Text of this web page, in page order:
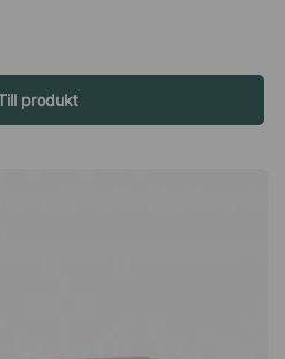
sidor om mitten, vilket gör att du
efter vad du behöver få plats
om mappar, teknik eller mindre
fungerar i vardagen. Smart
Förborrade hål på baksidan gör
är ett funktionellt sideboard vars
Det nätta underredet gör att
trots sin robusta förvaringshylla.
sida om skåpets mitt.
för kablar. Smidiga skjutdörrar
produkt